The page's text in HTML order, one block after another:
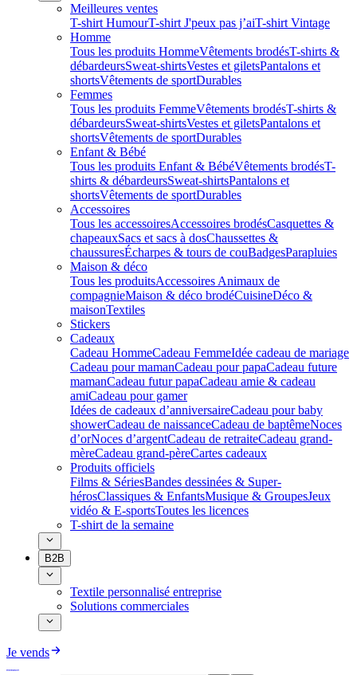
Meilleures ventes
T-shirt HumourT-shirt J'peux pas j’aiT-shirt Vintage
Homme
Tous les produits HommeVêtements brodésT-shirts &
débardeursSweat-shirtsVestes et giletsPantalons et
shortsVêtements de sportDurables
Femmes
Tous les produits FemmeVêtements brodésT-shirts &
débardeursSweat-shirtsVestes et giletsPantalons et
shortsVêtements de sportDurables
Enfant & Bébé
Tous les produits Enfant & BébéVêtements brodésT-
shirts & débardeursSweat-shirtsPantalons et
shortsVêtements de sportDurables
Accessoires
Tous les accessoiresAccessoires brodésCasquettes &
chapeauxSacs et sacs à dosChaussettes &
chaussuresÉcharpes & tours de couBadgesParapluies
Maison & déco
Tous les produitsAccessoires Animaux de
compagnieMaison & déco brodéCuisineDéco &
maisonTextiles
Stickers
Cadeaux
Cadeau HommeCadeau FemmeIdée cadeau de mariage​
Cadeau pour mamanCadeau pour papaCadeau future
mamanCadeau futur papaCadeau amie & cadeau
amiCadeau pour gamer
Idées de cadeaux d’anniversaireCadeau pour baby
showerCadeau de naissanceCadeau de baptêmeNoces
d’orNoces d’argentCadeau de retraiteCadeau grand-
mèreCadeau grand-pèreCartes cadeaux
Produits officiels
Films & SériesBandes dessinées & Super-
hérosClassiques & EnfantsMusique & GroupesJeux
vidéo & E-sportsToutes les licences
T-shirt de la semaine
B2B
Textile personnalisé entreprise
Solutions commerciales
Je vends